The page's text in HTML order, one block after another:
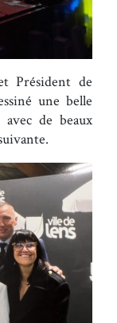
Président de
une belle
de beaux